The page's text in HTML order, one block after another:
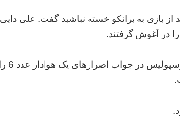
بازی به برانکو خسته نباشید گفت. علی دایی
در آغوش گرفتند.
* علی اکبر طاهری سرپرست پرسپولیس در جواب اصرارهای یک هوادار عدد 6 را